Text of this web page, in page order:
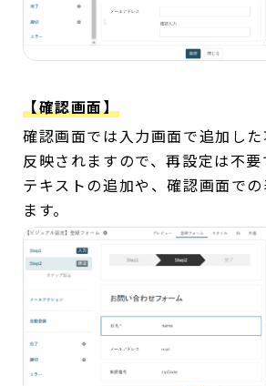
【確認画面】
確認画面では入力画面で追加し
反映されますので、再設定は不要
テキストの追加や、確認画面で
ます。